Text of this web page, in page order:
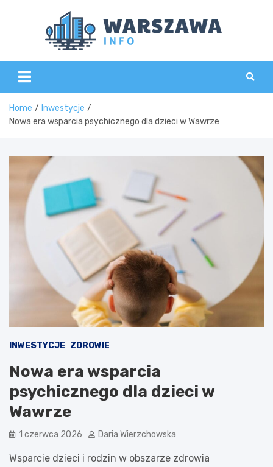
Home
Inwestycje
Nowa era wsparcia psychicznego dla dzieci w Wawrze
INWESTYCJE ZDROWIE
Nowa era wsparcia
psychicznego dla dzieci w
Wawrze
1 czerwca 2026 Daria Wierzchowska
Wsparcie dzieci i rodzin w obszarze zdrowia